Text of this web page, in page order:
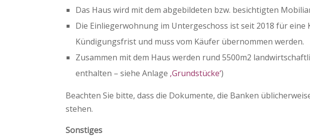
Das Haus wird mit dem abgebildeten bzw. besichtigten
Die Einliegerwohnung im Untergeschoss ist seit 2018 für
Kündigungsfrist und muss vom Käufer übernommen werden.
Zusammen mit dem Haus werden rund 5500m2
enthalten – siehe Anlage ‚Grundstücke‘)
Beachten Sie bitte, dass die Dokumente, die Banken
stehen.
Sonstiges